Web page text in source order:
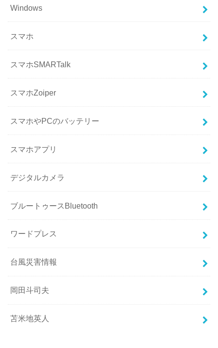
Windows
スマホ
スマホSMARTalk
スマホZoiper
スマホやPCのバッテリー
スマホアプリ
デジタルカメラ
ブルートゥースBluetooth
ワードプレス
台風災害情報
岡田斗司夫
苫米地英人